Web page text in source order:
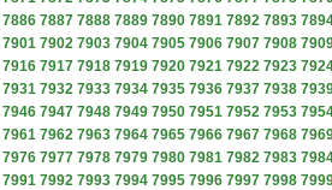
7886 7887 7888 7889 7890 7891 7892 7893
7901 7902 7903 7904 7905 7906 7907 7908
7916 7917 7918 7919 7920 7921 7922 7923
7931 7932 7933 7934 7935 7936 7937 7938
7946 7947 7948 7949 7950 7951 7952 7953
7961 7962 7963 7964 7965 7966 7967 7968
7976 7977 7978 7979 7980 7981 7982 7983
7991 7992 7993 7994 7995 7996 7997 7998